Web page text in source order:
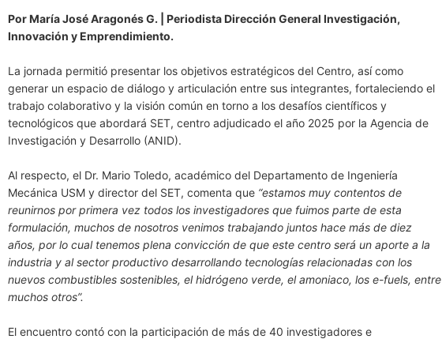
Por María José Aragonés G. | Periodista Dirección General Investigación,
Innovación y Emprendimiento.
La jornada permitió presentar los objetivos estratégicos del Centro, así como
generar un espacio de diálogo y articulación entre sus integrantes, fortaleciendo el
trabajo colaborativo y la visión común en torno a los desafíos científicos y
tecnológicos que abordará SET, centro adjudicado el año 2025 por la Agencia de
Investigación y Desarrollo (ANID).
Al respecto, el Dr. Mario Toledo, académico del Departamento de Ingeniería
Mecánica USM y director del SET, comenta que “estamos muy contentos de
reunirnos por primera vez todos los investigadores que fuimos parte de esta
formulación, muchos de nosotros venimos trabajando juntos hace más de diez
años, por lo cual tenemos plena convicción de que este centro será un aporte a la
industria y al sector productivo desarrollando tecnologías relacionadas con los
nuevos combustibles sostenibles, el hidrógeno verde, el amoniaco, los e-fuels, entre
muchos otros”.
El encuentro contó con la participación de más de 40 investigadores e